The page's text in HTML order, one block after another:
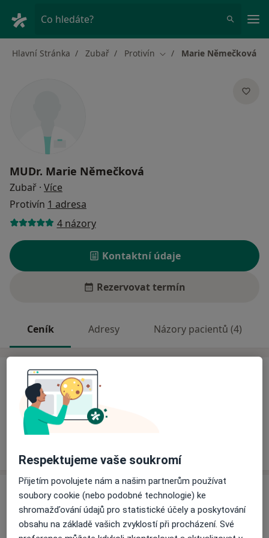
Co hledáte?
Hlavní Stránka Zubař Protivín Změna města
Marie Němečková
MUDr. Marie Němečková
Zubař · Více
Protivín 1 adresa
4 názory
Kontaktní údaje
Rezervovat termín
Ceník Adresy Názory pacientů (4)
Ceník
Informace o službách a cenách nejsou k dispozici
Tento specialista ještě nepřidával žádné informace o
Adresa
Ordinace stomatologa
Masarykovo nám. 13, Protivín39811
Respektujeme vaše soukromí
Přijetím povolujete nám a našim partnerům používat
soubory cookie (nebo podobné technologie) ke
shromažďování údajů pro statistické účely a poskytování
obsahu na základě vašich zvyklostí při procházení. Své